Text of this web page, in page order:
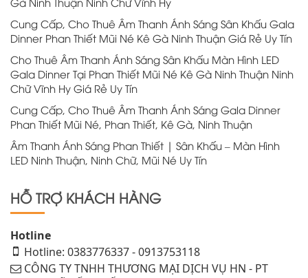
Cung Cấp, Cho Thuê Âm Thanh Ánh Sáng Sân Khấu Gala
Dinner Phan Thiết Mũi Né Kê Gà Ninh Thuận Giá Rẻ Uy Tín
Cho Thuê Âm Thanh Ánh Sáng Sân Khấu Màn Hình LED
Gala Dinner Tại Phan Thiết Mũi Né Kê Gà Ninh Thuận Ninh
Chữ Vĩnh Hy Giá Rẻ Uy Tín
Cung Cấp, Cho Thuê Âm Thanh Ánh Sáng Gala Dinner
Phan Thiết Mũi Né, Phan Thiết, Kê Gà, Ninh Thuận
Âm Thanh Ánh Sáng Phan Thiết | Sân Khấu – Màn Hình
LED Ninh Thuận, Ninh Chữ, Mũi Né Uy Tín
HỖ TRỢ KHÁCH HÀNG
Hotline
Hotline: 0383776337 - 0913753118
CÔNG TY TNHH THƯƠNG MẠI DỊCH VỤ HN - PT